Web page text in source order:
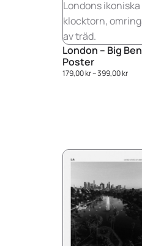
London – Big Ben
Poster
179,00kr–399,00kr